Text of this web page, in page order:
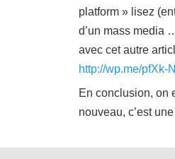
platform » lisez
d’un mass media
avec cet autre
http://wp.me/pfXk-
En conclusion, on
nouveau, c’est